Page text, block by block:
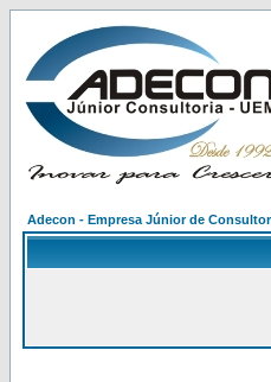
Adecon - Empresa Júnior de